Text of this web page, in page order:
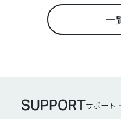
一
SUPPORTサポート